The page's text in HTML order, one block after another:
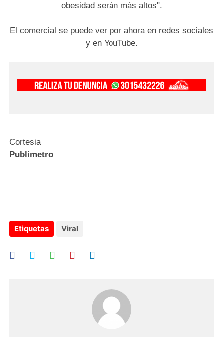
obesidad serán más altos".
El comercial se puede ver por ahora en redes sociales
y en YouTube.
Cortesia
Publimetro
Etiquetas Viral